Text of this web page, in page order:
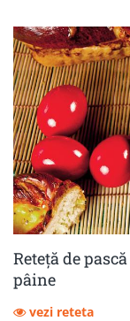
Reteță de
pâine
vezi reteta